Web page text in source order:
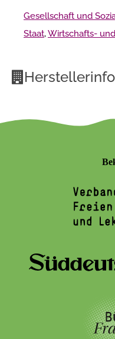
Gesellschaft und
Staat,Wirtschafts-